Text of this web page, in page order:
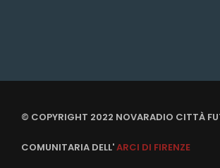
© COPYRIGHT 2022 NOVARADIO CITTÀ
COMUNITARIA DELL'ARCI DI FIRENZE